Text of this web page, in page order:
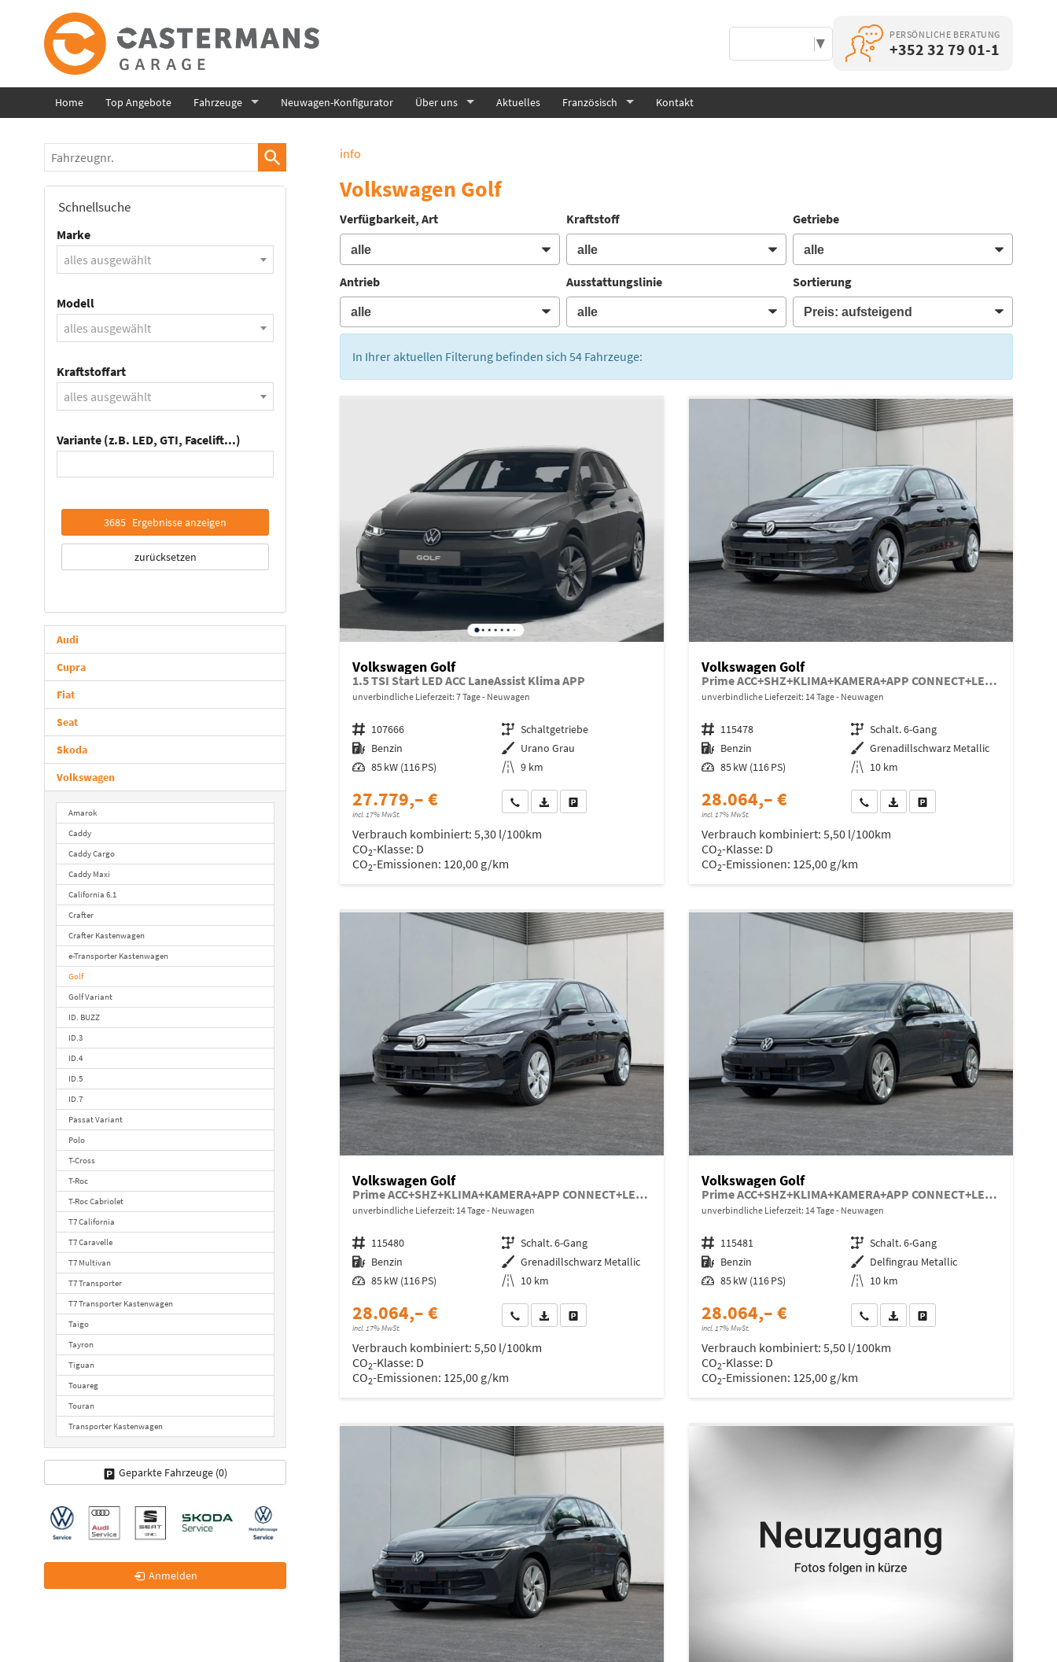
▼
PERSÖNLICHE BERATUNG
+352 32 79 01-1
Home Top Angebote Fahrzeuge Neuwagen-Konfigurator Über uns Aktuelles Französisch Kontakt
info
Volkswagen Golf
Verfügbarkeit, Art Kraftstoff Getriebe
Antrieb Ausstattungslinie Sortierung
In Ihrer aktuellen Filterung befinden sich 54Fahrzeuge:
Volkswagen Golf
1.5 TSI Start LED ACC LaneAssist Klima APP
unverbindliche Lieferzeit: 7 Tage Neuwagen
Fahrzeugnr. 107666 Getriebe Schaltgetriebe
Kraftstoff Benzin Außenfarbe Urano Grau
Leistung 85 kW (116 PS) Kilometerstand 9 km
27.779,– €
incl. 17% MwSt.
Wir rufen Sie an
Fahrzeugexposé (PDF)
Fahrzeug parken
Verbrauch kombiniert: 5,30 l/100km
CO2-Klasse: D
CO2-Emissionen: 120,00 g/km
Volkswagen Golf
Prime ACC+SHZ+KLIMA+KAMERA+APP CONNECT+LED+17" ALU
unverbindliche Lieferzeit: 14 Tage Neuwagen
Fahrzeugnr. 115478 Getriebe Schalt. 6-Gang
Kraftstoff Benzin Außenfarbe Grenadillschwarz Metallic
Leistung 85 kW (116 PS) Kilometerstand 10 km
28.064,– €
incl. 17% MwSt.
Wir rufen Sie an
Fahrzeugexposé (PDF)
Fahrzeug parken
Verbrauch kombiniert: 5,50 l/100km
CO2-Klasse: D
CO2-Emissionen: 125,00 g/km
Volkswagen Golf
Prime ACC+SHZ+KLIMA+KAMERA+APP CONNECT+LED+17" ALU
unverbindliche Lieferzeit: 14 Tage Neuwagen
Fahrzeugnr. 115480 Getriebe Schalt. 6-Gang
Kraftstoff Benzin Außenfarbe Grenadillschwarz Metallic
Leistung 85 kW (116 PS) Kilometerstand 10 km
28.064,– €
incl. 17% MwSt.
Wir rufen Sie an
Fahrzeugexposé (PDF)
Fahrzeug parken
Verbrauch kombiniert: 5,50 l/100km
CO2-Klasse: D
CO2-Emissionen: 125,00 g/km
Volkswagen Golf
Prime ACC+SHZ+KLIMA+KAMERA+APP CONNECT+LED+17" ALU
unverbindliche Lieferzeit: 14 Tage Neuwagen
Fahrzeugnr. 115481 Getriebe Schalt. 6-Gang
Kraftstoff Benzin Außenfarbe Delfingrau Metallic
Leistung 85 kW (116 PS) Kilometerstand 10 km
28.064,– €
incl. 17% MwSt.
Wir rufen Sie an
Fahrzeugexposé (PDF)
Fahrzeug parken
Verbrauch kombiniert: 5,50 l/100km
CO2-Klasse: D
CO2-Emissionen: 125,00 g/km
Fahrzeugnr.
Schnellsuche
Marke
alles ausgewählt
Modell
alles ausgewählt
Kraftstoffart
alles ausgewählt
Variante (z.B. LED, GTI, Facelift...)
3685 Ergebnisse anzeigen
zurücksetzen
Audi
Cupra
Fiat
Seat
Skoda
Volkswagen
Amarok
Caddy
Caddy Cargo
Caddy Maxi
California 6.1
Crafter
Crafter Kastenwagen
e-Transporter Kastenwagen
Golf
Golf Variant
ID. BUZZ
ID.3
ID.4
ID.5
ID.7
Passat Variant
Polo
T-Cross
T-Roc
T-Roc Cabriolet
T7 California
T7 Caravelle
T7 Multivan
T7 Transporter
T7 Transporter Kastenwagen
Taigo
Tayron
Tiguan
Touareg
Touran
Transporter Kastenwagen
Geparkte Fahrzeuge (0)
Anmelden